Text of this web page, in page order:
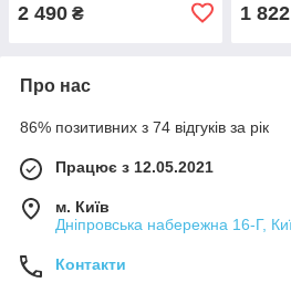
2 490 ₴ 1 822
Про нас
86% позитивних з 74 відгуків за рік
Працює з 12.05.2021
м. Київ
Дніпровська набережна 16-Г,
Контакти